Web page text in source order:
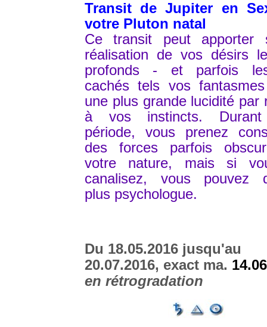
Transit de Jupiter en
votre Pluton natal
Ce transit peut apporter
réalisation de vos désirs
profonds - et parfois
cachés tels vos
une plus grande lucidité par
à vos instincts.
période, vous prenez
des forces parfois
votre nature, mais si
canalisez, vous pouvez
plus psychologue.
Du 18.05.2016 jusqu'au
20.07.2016, exact ma.
en rétrogradation